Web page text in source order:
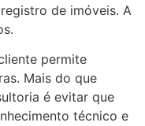
de imóveis. A
permite
Mais do que
é evitar que
técnico e